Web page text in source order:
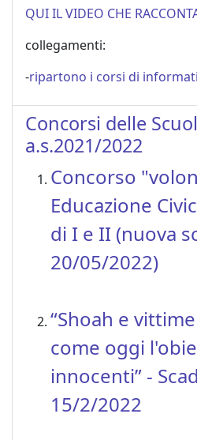
QUI IL VIDEO CHE
collegamenti:
-ripartono i corsi di
Concorsi delle
a.s.2021/2022
Concorso
Educazione
di I e II (nuova
20/05/2022)
“Shoah e
come oggi
innocenti” -
15/2/2022